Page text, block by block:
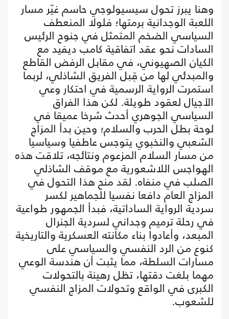
وهنا يبرز تحول سيسيولوجي حاسم غيّر مسار
اللعبة الوجدانية برمتها؛ فلولا المنعطف
السياسي الضخم المتمثل في جنوح الرئيس
السادات نحو عقد اتفاقية كامب ديفيد مع
الكيان الصهيوني، في مقابل الرفض القاطع
والمبدئي لها من قِبل الفريق الشاذلي، لربما
استمرت الرواية الرسمية في احتكار وعي
الأجيال لعقود طويلة. لكن هذا الفراق
السياسي الجوهري أحدث شرخا عميقا في
لوحة بطل الحرب والسلام؛ وحين بدأ المزاج
الشعبي والنخبوي يتوجس عاطفيا وسياسيا
من مسار السلام المزعوم ونتائجه، تلاقت هذه
الهواجس اللاشعورية مع موقف الشاذلي
الصلب في منفاه. لقد منح هذا التحول في
المزاج العام دافعا نفسيا للجماهير لكسر
سردية الرواية الساداتية، فبدأ الجمهور طواعية
في رحلة ترميم وجداني لسردية الجنرال
المبعد، وأعادوا بناء مكانته العسكرية والتاريخية
كنوع من الرد النفسي والسياسي على
مسارات السلطة، مما يثبت أن هندسة الوعي
مهما بلغت دقتها، تظل رهينة بالتحولات
الكبرى في الواقع وتحولات المزاج النفسي
للشعوب.